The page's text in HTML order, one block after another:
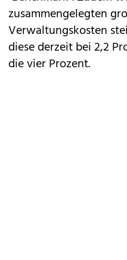
zusammengelegten
Verwaltungskosten
diese derzeit bei 2,2
die vier Prozent.